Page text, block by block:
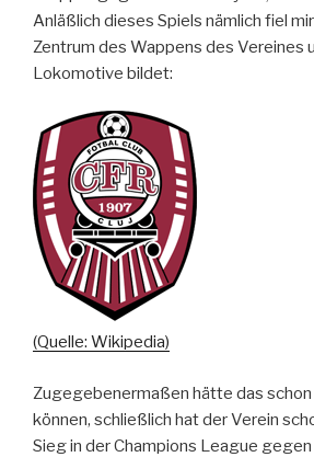
Anläßlich dieses Spiels nämlich fiel
Zentrum des Wappens des Vereines
Lokomotive bildet:
(Quelle: Wikipedia)
Zugegebenermaßen hätte das schon
können, schließlich hat der Verein
Sieg in der Champions League gegen